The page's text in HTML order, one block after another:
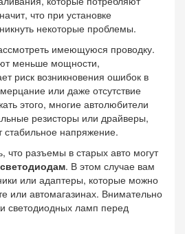
что при установке
некоторые проблемы.
имеющуюся проводку.
меньше мощности,
риск возникновения ошибок в
или даже отсутствие
этого, многие автолюбители
резисторы или драйверы,
стабильное напряжение.
что разъемы в старых авто могут
светодиодам. В этом случае вам
или адаптеры, которые можно
или автомагазинах. Внимательно
светодиодных ламп перед